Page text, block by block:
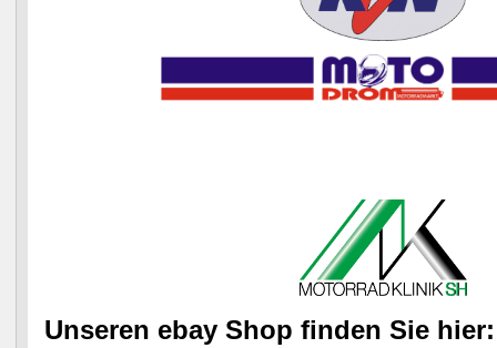
Unseren ebay Shop finden Sie hier: